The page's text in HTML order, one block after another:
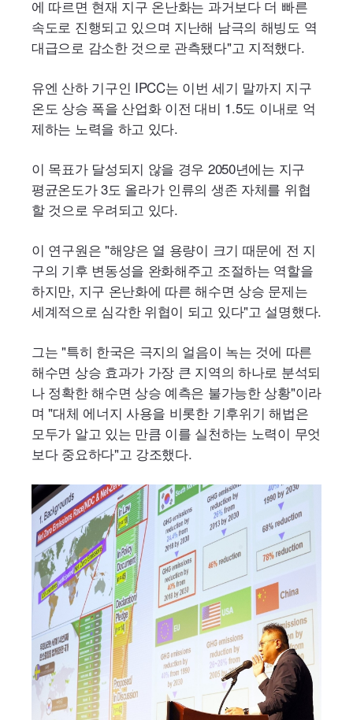
에 따르면 현재 지구 온난화는 과거보다 더 빠른
속도로 진행되고 있으며 지난해 남극의 해빙도 역
대급으로 감소한 것으로 관측됐다"고 지적했다.
유엔 산하 기구인 IPCC는 이번 세기 말까지 지구
온도 상승 폭을 산업화 이전 대비 1.5도 이내로 억
제하는 노력을 하고 있다.
이 목표가 달성되지 않을 경우 2050년에는 지구
평균온도가 3도 올라가 인류의 생존 자체를 위협
할 것으로 우려되고 있다.
이 연구원은 "해양은 열 용량이 크기 때문에 전 지
구의 기후 변동성을 완화해주고 조절하는 역할을
하지만, 지구 온난화에 따른 해수면 상승 문제는
세계적으로 심각한 위협이 되고 있다"고 설명했다.
그는 "특히 한국은 극지의 얼음이 녹는 것에 따른
해수면 상승 효과가 가장 큰 지역의 하나로 분석되
나 정확한 해수면 상승 예측은 불가능한 상황"이라
며 "대체 에너지 사용을 비롯한 기후위기 해법은
모두가 알고 있는 만큼 이를 실천하는 노력이 무엇
보다 중요하다"고 강조했다.